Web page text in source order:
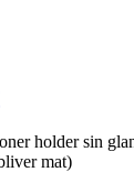
holder sin
mat)